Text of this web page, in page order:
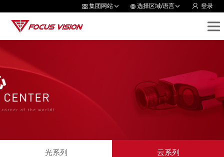
集团网站 选择区域/语言 登录
光系列 云系列